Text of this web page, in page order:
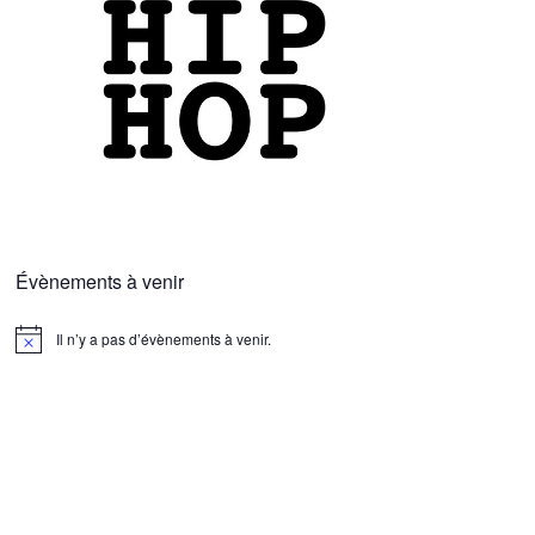
Évènements à venir
N
Il n’y a pas d’évènements à venir.